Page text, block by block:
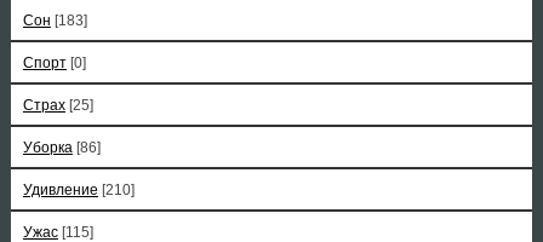
Сон [183]
Спорт [0]
Страх [25]
Уборка [86]
Удивление [210]
Ужас [115]